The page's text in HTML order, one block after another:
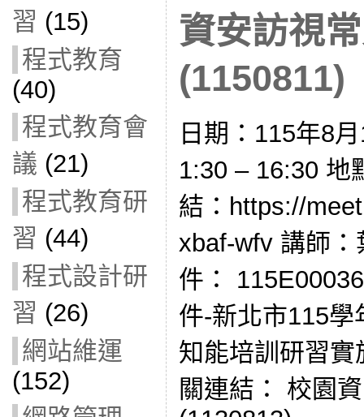
習 (15)
程式教育
(40)
程式教育會
議 (21)
程式教育研
習 (44)
程式設計研
習 (26)
網站維運
(152)
資安訪視
(1150811)
日期：115年8
1:30 – 16:30 地
結：https://
xbaf-wfv 講師
件：
件-新北市115
知能培訓研習
關連結： 校園